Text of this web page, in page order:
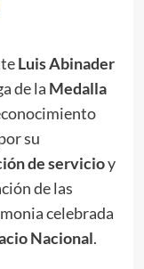
Luis Abinader
de la Medalla
su
de servicioy
de las
celebrada
Nacional.